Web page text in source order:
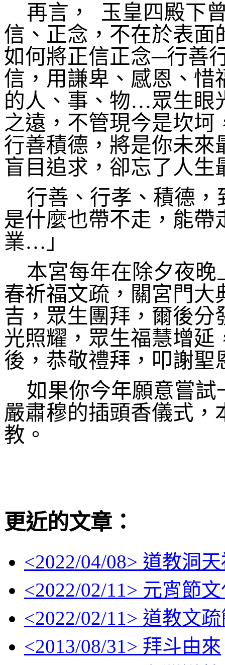
再言，
玉皇四殿下
信、正念，不在於表面
如何將正信正念─行善
信，用謙卑、感恩、惜
的人、事、物…眾生眼
之遠，不管現今是坎
行善積德，將是你未來
盲目追求，卻忘了人生
行善、行孝、積德
是什麼也帶不走，能帶
業…」
本宮每年在除夕夜
春祈福文疏，關宮門大
吉，眾生團拜，爾後分
光照耀，眾生福慧增
後，恭敬禮拜，叩謝聖
如果你今年願意嘗
嚴肅穆的插頭香儀式，
教。
更近的文章：
<2022/04/08> 道教洞
<2022/02/11> 元宵節
<2022/02/11> 道教文
<2013/08/31> 拜斗由來